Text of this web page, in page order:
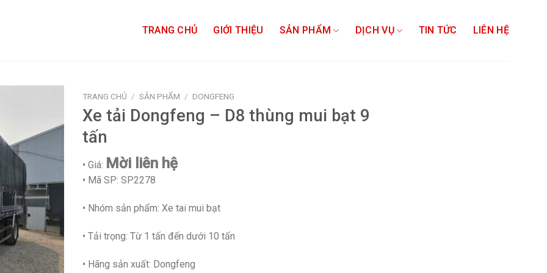
TRANG CHỦ GIỚI THIỆU SẢN PHẨM DỊCH VỤ TIN TỨC LIÊN HỆ
Add to
wishlist
TRANG CHỦ / SẢN PHẨM / DONGFENG
Xe tải Dongfeng – D8 thùng mui bạt 9
tấn
• Giá: Mời liên hệ
• Mã SP: SP2278
• Nhóm sản phẩm: Xe tai mui bạt
• Tải trọng: Từ 1 tấn đến dưới 10 tấn
• Hãng sản xuất: Dongfeng